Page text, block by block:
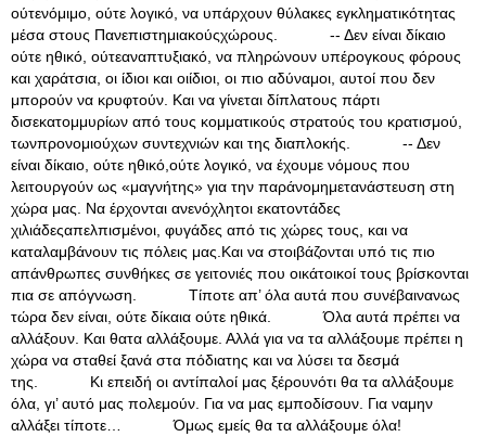
ούτενόμιμο, ούτε λογικό, να υπάρχουν θύλακες εγκληματικότητας
μέσα στους Πανεπιστημιακούςχώρους. -- Δεν είναι δίκαιο
ούτε ηθικό, ούτεαναπτυξιακό, να πληρώνουν υπέρογκους φόρους
και χαράτσια, οι ίδιοι και οιίδιοι, οι πιο αδύναμοι, αυτοί που δεν
μπορούν να κρυφτούν. Και να γίνεται δίπλατους πάρτι
δισεκατομμυρίων από τους κομματικούς στρατούς του κρατισμού,
τωνπρονομιούχων συντεχνιών και της διαπλοκής. -- Δεν
είναι δίκαιο, ούτε ηθικό,ούτε λογικό, να έχουμε νόμους που
λειτουργούν ως «μαγνήτης» για την παράνομημετανάστευση στη
χώρα μας. Να έρχονται ανενόχλητοι εκατοντάδες
χιλιάδεςαπελπισμένοι, φυγάδες από τις χώρες τους, και να
καταλαμβάνουν τις πόλεις μας.Και να στοιβάζονται υπό τις πιο
απάνθρωπες συνθήκες σε γειτονιές που οικάτοικοί τους βρίσκονται
πια σε απόγνωση. Τίποτε απ’ όλα αυτά που συνέβαινανως
τώρα δεν είναι, ούτε δίκαια ούτε ηθικά. Όλα αυτά πρέπει να
αλλάξουν. Και θατα αλλάξουμε. Αλλά για να τα αλλάξουμε πρέπει η
χώρα να σταθεί ξανά στα πόδιατης και να λύσει τα δεσμά
της. Κι επειδή οι αντίπαλοί μας ξέρουνότι θα τα αλλάξουμε
όλα, γι’ αυτό μας πολεμούν. Για να μας εμποδίσουν. Για ναμην
αλλάξει τίποτε… Όμως εμείς θα τα αλλάξουμε όλα!